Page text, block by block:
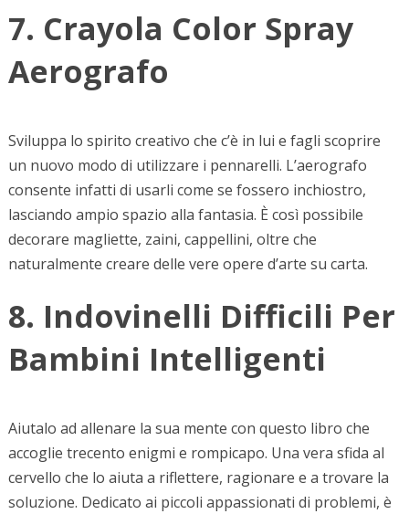
7. Crayola Color Spray
Aerografo
Sviluppa lo spirito creativo che c’è in lui e fagli scoprire
un nuovo modo di utilizzare i pennarelli. L’aerografo
consente infatti di usarli come se fossero inchiostro,
lasciando ampio spazio alla fantasia. È così possibile
decorare magliette, zaini, cappellini, oltre che
naturalmente creare delle vere opere d’arte su carta.
8. Indovinelli Difficili Per
Bambini Intelligenti
Aiutalo ad allenare la sua mente con questo libro che
accoglie trecento enigmi e rompicapo. Una vera sfida al
cervello che lo aiuta a riflettere, ragionare e a trovare la
soluzione. Dedicato ai piccoli appassionati di problemi, è